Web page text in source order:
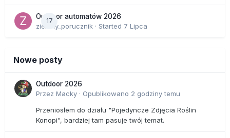
17
Outdoor automatów 2026
zielony_porucznik · Started 7 Lipca
Nowe posty
Outdoor 2026
Przez Macky · Opublikowano 2 godziny temu
Przeniosłem do działu "Pojedyncze Zdjęcia Roślin
Konopi", bardziej tam pasuje twój temat.